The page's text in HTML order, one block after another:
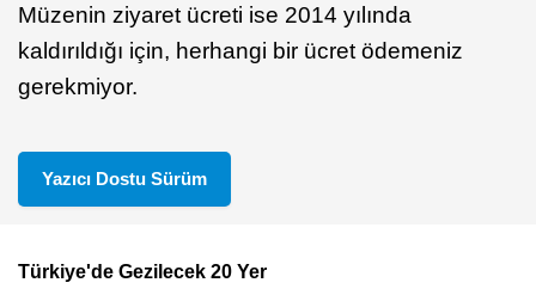
Müzenin ziyaret ücreti ise 2014 yılında
kaldırıldığı için, herhangi bir ücret ödemeniz
gerekmiyor.
Yazıcı Dostu Sürüm
Türkiye'de Gezilecek 20 Yer